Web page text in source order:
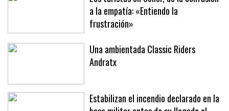
Los turistas en Sóller, de la confusión
a la empatía: «Entiendo la
frustración»
Una ambientada Classic Riders